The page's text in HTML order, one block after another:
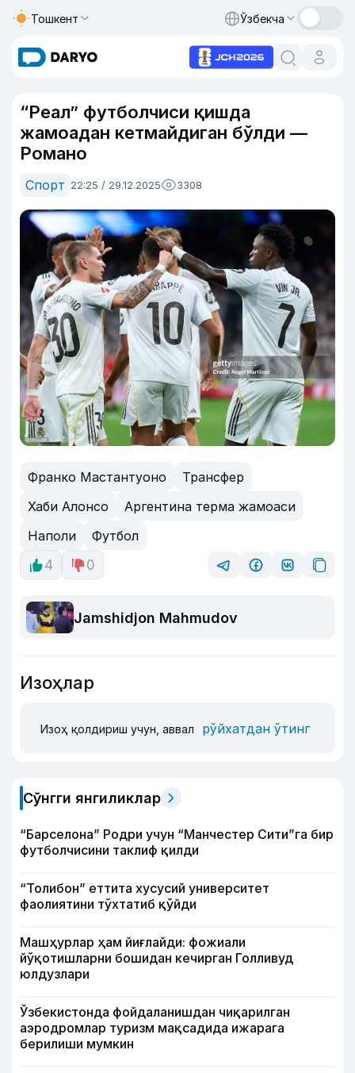
Тошкент Ўзбекча
“Реал” футболчиси қишда
жамоадан кетмайдиган бўлди —
Романо
Спорт 22:25 / 29.12.2025 3308
Франко Мастантуоно
Трансфер
Хаби Алонсо
Аргентина терма жамоаси
Наполи
Футбол
4
0
Jamshidjon Mahmudov
Изоҳлар
Изоҳ қолдириш учун, аввал рўйхатдан ўтинг
Сўнгги янгиликлар
“Барселона” Родри учун “Манчестер Сити”га бир
футболчисини таклиф қилди
“Толибон” еттита хусусий университет
фаолиятини тўхтатиб қўйди
Машҳурлар ҳам йиғлайди: фожиали
йўқотишларни бошидан кечирган Голливуд
юлдузлари
Ўзбекистонда фойдаланишдан чиқарилган
аэродромлар туризм мақсадида ижарага
берилиши мумкин